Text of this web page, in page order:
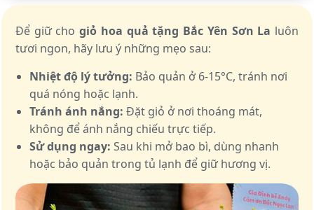
Để giữ chogiỏ hoa quả tặng Bắc Yên Sơn La luôn
tươi ngon, hãy lưu ý những mẹo sau:
Nhiệt độ lý tưởng: Bảo quản ở 6-15°C, tránh nơi
quá nóng hoặc lạnh.
Tránh ánh nắng: Đặt giỏ ở nơi thoáng mát,
không để ánh nắng chiếu trực tiếp.
Sử dụng ngay: Sau khi mở bao bì, dùng nhanh
hoặc bảo quản trong tủ lạnh để giữ hương vị.